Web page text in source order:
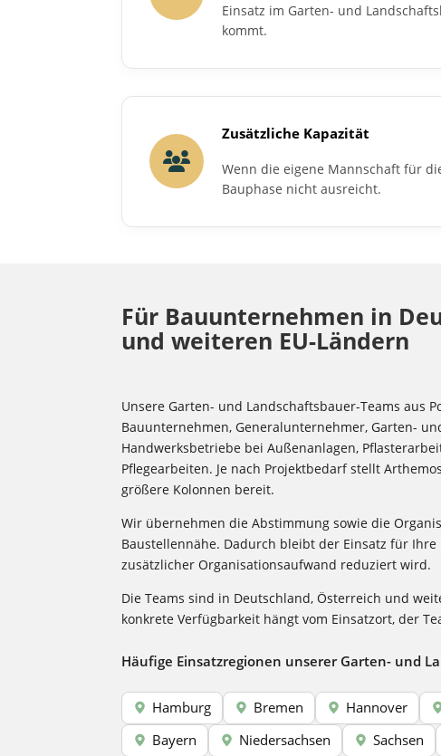
Einsatz im Garten- und
kommt.
Zusätzliche Kapazität
Wenn die eigene Mannschaft für
Bauphase nicht ausreicht.
Für Bauunternehmen in
und weiteren EU-Ländern
Unsere Garten- und Landschaftsbauer-Teams aus
Bauunternehmen, Generalunternehmer, Garten-
Handwerksbetriebe bei Außenanlagen,
Pflegearbeiten. Je nach Projektbedarf stellt
größere Kolonnen bereit.
Wir übernehmen die Abstimmung sowie die
Baustellennähe. Dadurch bleibt der Einsatz für
zusätzlicher Organisationsaufwand reduziert wird.
Die Teams sind in Deutschland, Österreich und
konkrete Verfügbarkeit hängt vom Einsatzort, der
Häufige Einsatzregionen unserer Garten- und
Hamburg Bremen Hannover
Niedersachsen
Bayern Sachsen